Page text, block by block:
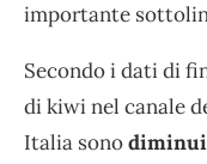
importante
Secondo i dati di
di kiwi nel canale
Italia sono